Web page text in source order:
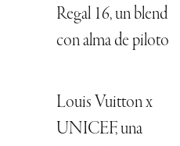
Regal 16, un blend
con alma de piloto
Louis Vuitton x
UNICEF, una